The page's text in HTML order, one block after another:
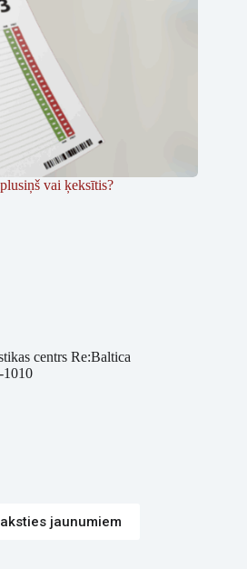
vai ķeksītis?
centrs Re:Baltica
1010
jaunumiem